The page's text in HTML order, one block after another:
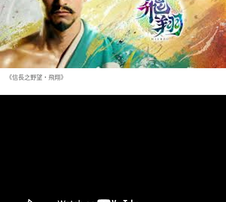
《信長之野望・飛翔》